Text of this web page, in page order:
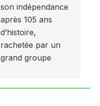
son indépendance
après 105 ans
d’histoire,
rachetée par un
grand groupe